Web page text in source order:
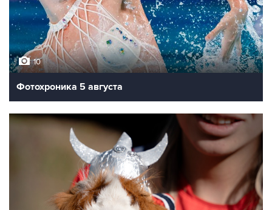
10
Фотохроника 5 августа